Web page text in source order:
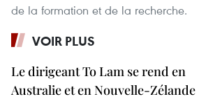
de la formation et de la recherche.
VOIR PLUS
Le dirigeant To Lam se rend en
Australie et en Nouvelle-Zélande